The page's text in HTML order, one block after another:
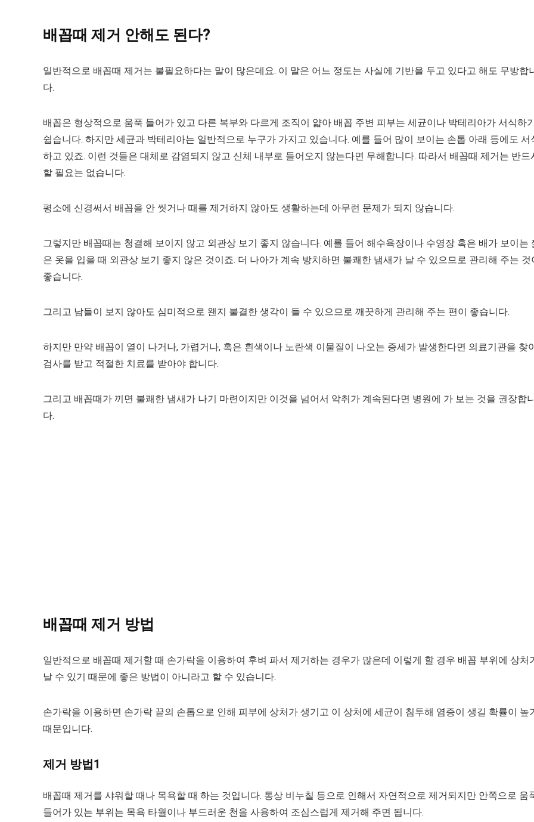
배꼽때 제거 안해도 된다?
일반적으로 배꼽때 제거는 불필요하다는 말이 많은데요. 이 말은 어느 정도는 사실에 기반을 두고 있다고 해도 무방합
다.
배꼽은 형상적으로 움푹 들어가 있고 다른 복부와 다르게 조직이 얇아 배꼽 주변 피부는 세균이나 박테리아가 서식하
쉽습니다. 하지만 세균과 박테리아는 일반적으로 누구가 가지고 있습니다. 예를 들어 많이 보이는 손톱 아래 등에도 서
하고 있죠. 이런 것들은 대체로 감염되지 않고 신체 내부로 들어오지 않는다면 무해합니다. 따라서 배꼽때 제거는 반드
할 필요는 없습니다.
평소에 신경써서 배꼽을 안 씻거나 때를 제거하지 않아도 생활하는데 아무런 문제가 되지 않습니다.
그렇지만 배꼽때는 청결해 보이지 않고 외관상 보기 좋지 않습니다. 예를 들어 해수욕장이나 수영장 혹은 배가 보이는
은 옷을 입을 때 외관상 보기 좋지 않은 것이죠. 더 나아가 계속 방치하면 불쾌한 냄새가 날 수 있으므로 관리해 주는 것
좋습니다.
그리고 남들이 보지 않아도 심미적으로 왠지 불결한 생각이 들 수 있으므로 깨끗하게 관리해 주는 편이 좋습니다.
하지만 만약 배꼽이 열이 나거나, 가렵거나, 혹은 흰색이나 노란색 이물질이 나오는 증세가 발생한다면 의료기관을 찾
검사를 받고 적절한 치료를 받아야 합니다.
그리고 배꼽때가 끼면 불쾌한 냄새가 나기 마련이지만 이것을 넘어서 악취가 계속된다면 병원에 가 보는 것을 권장합
다.
배꼽때 제거 방법
일반적으로 배꼽때 제거할 때 손가락을 이용하여 후벼 파서 제거하는 경우가 많은데 이렇게 할 경우 배꼽 부위에 상처
날 수 있기 때문에 좋은 방법이 아니라고 할 수 있습니다.
손가락을 이용하면 손가락 끝의 손톱으로 인해 피부에 상처가 생기고 이 상처에 세균이 침투해 염증이 생길 확률이 높
때문입니다.
제거 방법1
배꼽때 제거를 샤워할 때나 목욕할 때 하는 것입니다. 통상 비누칠 등으로 인해서 자연적으로 제거되지만 안쪽으로 움
들어가 있는 부위는 목욕 타월이나 부드러운 천을 사용하여 조심스럽게 제거해 주면 됩니다.